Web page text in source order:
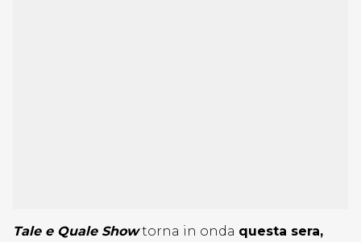
Tale e Quale Showtorna in onda questa sera,